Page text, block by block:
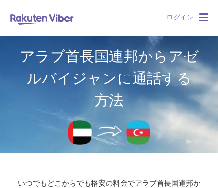
ログイン
アラブ首長国連邦からアゼ
ルバイジャンに通話する
方法
いつでもどこからでも格安の料金でアラブ首長国連邦か